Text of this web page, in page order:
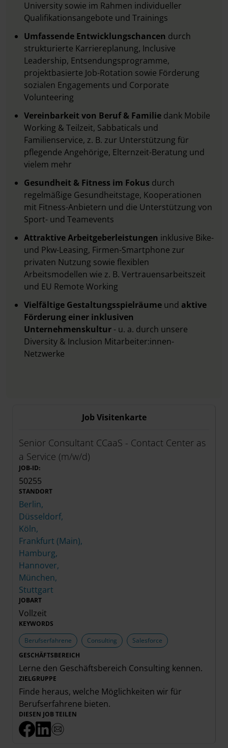
University sowie im Rahmen individueller
Qualifikationsangebote und Trainings
Umfassende Entwicklungschancen durch
strukturierte Karriereplanung, Inclusive
Leadership, Entsendungsprogramme,
projektbasierte Job-Rotation sowie Förderung
sozialen Engagements und Corporate
Volunteering
Vereinbarkeit von Beruf & Familie dank Mobile
Working & Teilzeit, Sabbaticals und
Familienservice, z. B. zur Unterstützung für
pflegende Angehörige, Elternzeit-Beratung und
vielem mehr
Gesundheit & Fitness im Fokus durch
regelmäßige Gesundheitstage, Kooperationen
mit Fitness-Anbietern und die Unterstützung von
Sport- und Teamevents
Attraktive Arbeitgeberleistungen inklusive Bike-
und Pkw-Leasing, Firmen-Smartphone zur
privaten Nutzung sowie flexiblen
Arbeitsmodellen wie z. B. Vertrauensarbeitszeit
und EU Remote Working
Vielfältige Gestaltungsspielräume und aktive
Förderung einer inklusiven
Unternehmenskultur - u. a. durch unsere
Diversity & Inclusion Mitarbeiter:innen-
Netzwerke
Job Visitenkarte
Senior Consultant CCaaS - Contact Center as
a Service (m/w/d)
JOB-ID:
50255
STANDORT
Berlin,
Düsseldorf,
Köln,
Frankfurt (Main),
Hamburg,
Hannover,
München,
Stuttgart
JOBART
Vollzeit
KEYWORDS
Berufserfahrene
Consulting
Salesforce
GESCHÄFTSBEREICH
Lerne den Geschäftsbereich Consulting kennen.
ZIELGRUPPE
Finde heraus, welche Möglichkeiten wir für
Berufserfahrene bieten.
DIESEN JOB TEILEN